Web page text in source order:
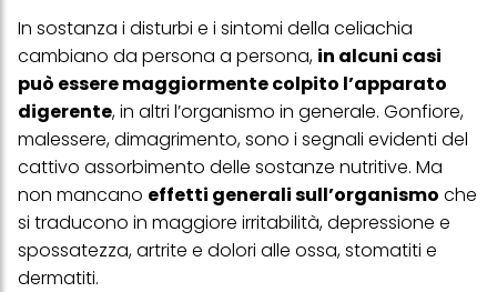
In sostanza i disturbi e i sintomi della celiachia
cambiano da persona a persona, in alcuni casi
può essere maggiormente colpito l’apparato
digerente, in altri l’organismo in generale. Gonfiore,
malessere, dimagrimento, sono i segnali evidenti del
cattivo assorbimento delle sostanze nutritive. Ma
non mancano effetti generali sull’organismo che
si traducono in maggiore irritabilità, depressione e
spossatezza, artrite e dolori alle ossa, stomatiti e
dermatiti.